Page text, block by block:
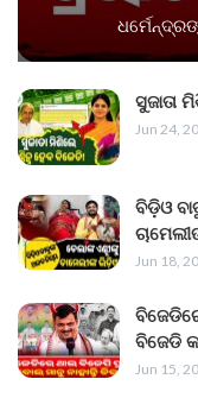
ସୁଜାତା
Jun 24,
ବିଡ଼ିଓ
Jun 18,
ବିଜେଡି
Jun 15,